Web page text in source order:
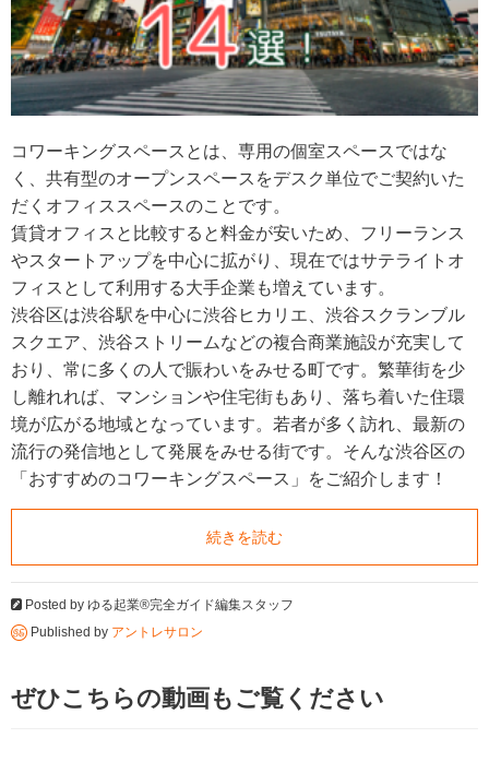
コワーキングスペースとは、専用の個室スペースではな
く、共有型のオープンスペースをデスク単位でご契約いた
だくオフィススペースのことです。
賃貸オフィスと比較すると料金が安いため、フリーランス
やスタートアップを中心に拡がり、現在ではサテライトオ
フィスとして利用する大手企業も増えています。
渋谷区は渋谷駅を中心に渋谷ヒカリエ、渋谷スクランブル
スクエア、渋谷ストリームなどの複合商業施設が充実して
おり、常に多くの人で賑わいをみせる町です。繁華街を少
し離れれば、マンションや住宅街もあり、落ち着いた住環
境が広がる地域となっています。若者が多く訪れ、最新の
流行の発信地として発展をみせる街です。そんな渋谷区の
「おすすめのコワーキングスペース」をご紹介します！
続きを読む
Posted by ゆる起業®完全ガイド編集スタッフ
Published by アントレサロン
ぜひこちらの動画もご覧ください